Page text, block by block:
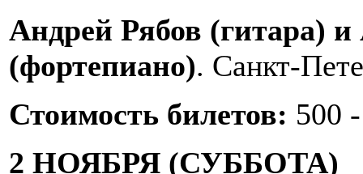
Андрей Рябов (гитара)
(фортепиано). Санкт-
Стоимость билетов: 500
2 НОЯБРЯ (СУББОТА)